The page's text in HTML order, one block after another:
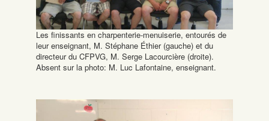
Les finissants en charpenterie-menuiserie, entourés de
leur enseignant, M. Stéphane Éthier (gauche) et du
directeur du CFPVG, M. Serge Lacourcière (droite).
Absent sur la photo: M. Luc Lafontaine, enseignant.